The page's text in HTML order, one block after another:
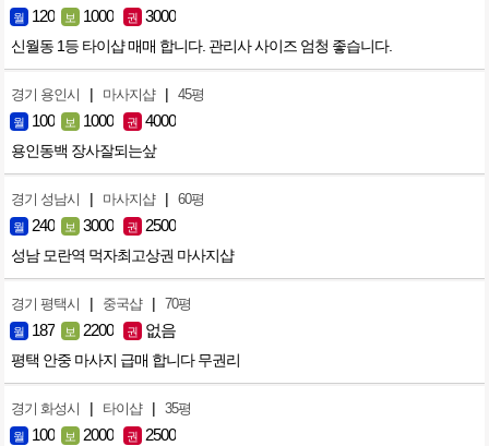
월 120 보 1000 권 3000
신월동 1등 타이샵 매매 합니다. 관리사 사이즈 엄청 좋습니다.
경기 용인시 | 마사지샵 | 45평
월 100 보 1000 권 4000
용인동백 장사잘되는샆
경기 성남시 | 마사지샵 | 60평
월 240 보 3000 권 2500
성남 모란역 먹자최고상권 마사지샵
경기 평택시 | 중국샵 | 70평
월 187 보 2200 권 없음
평택 안중 마사지 급매 합니다 무권리
경기 화성시 | 타이샵 | 35평
월 100 보 2000 권 2500